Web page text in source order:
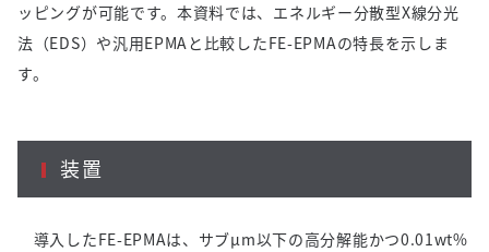
ッピングが可能です。本資料では、エネルギー分散型X線分光
法（EDS）や汎用EPMAと比較したFE-EPMAの特長を示しま
す。
装置
導入したFE-EPMAは、サブµm以下の高分解能かつ0.01wt%